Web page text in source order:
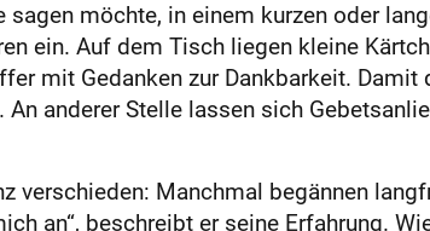
möchte, in einem kurzen oder
ein. Auf dem Tisch liegen kleine
mit Gedanken zur Dankbarkeit.
anderer Stelle lassen sich
verschieden: Manchmal begännen
an“, beschreibt er seine Erfahrung.